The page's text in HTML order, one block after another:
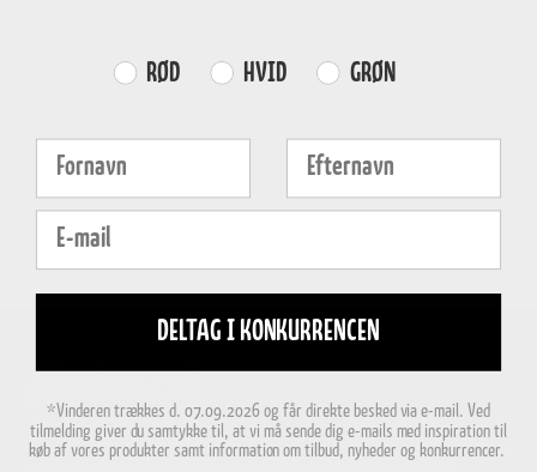
Produktinformation
Vi er utrolig stolte af, at Hoptimisterne i dag er en del af den store danske designfamilie.
Farvevalg
RØD HVID GRØN
Fornavn Efternavn
E-mail
DELTAG I KONKURRENCEN
*Vinderen trækkes d. 07.09.2026 og får direkte besked via e-mail. Ved
tilmelding giver du samtykke til, at vi må sende dig e-mails med inspiration til
køb af vores produkter samt information om tilbud, nyheder og konkurrencer.